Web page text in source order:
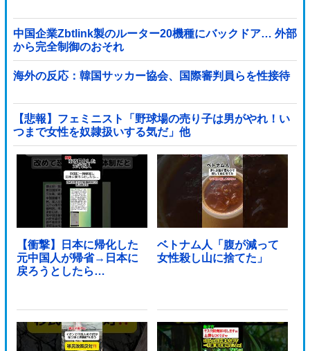
中国企業Zbtlink製のルーター20機種にバックドア… 外部
から完全制御のおそれ
海外の反応：韓国サッカー協会、国際審判員らを性接待
【悲報】フェミニスト「野球場の売り子は男がやれ！い
つまで女性を奴隷扱いする気だ」他
【衝撃】日本に帰化した
元中国人が帰省→日本に
戻ろうとしたら…
ベトナム人「腹が減って
女性殺し山に捨てた」